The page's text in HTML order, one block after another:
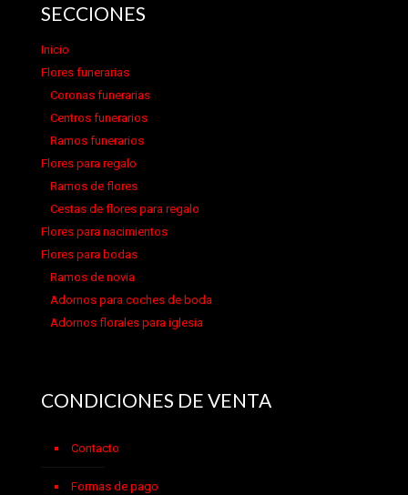
SECCIONES
Inicio
Flores funerarias
Coronas funerarias
Centros funerarios
Ramos funerarios
Flores para regalo
Ramos de flores
Cestas de flores para regalo
Flores para nacimientos
Flores para bodas
Ramos de novia
Adornos para coches de boda
Adornos florales para iglesia
CONDICIONES DE VENTA
Contacto
Formas de pago